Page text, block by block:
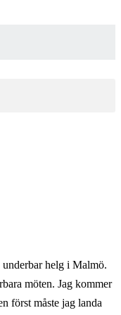
helg i Malmö.
möten. Jag kommer
först måste jag landa